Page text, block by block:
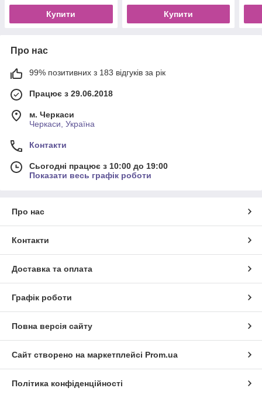
Купити Купити
Про нас
99% позитивних з 183 відгуків за рік
Працює з 29.06.2018
м. Черкаси
Черкаси, Україна
Контакти
Сьогодні працює з 10:00 до 19:00
Показати весь графік роботи
Про нас
Контакти
Доставка та оплата
Графік роботи
Повна версія сайту
Сайт створено на маркетплейсі Prom.ua
Політика конфіденційності